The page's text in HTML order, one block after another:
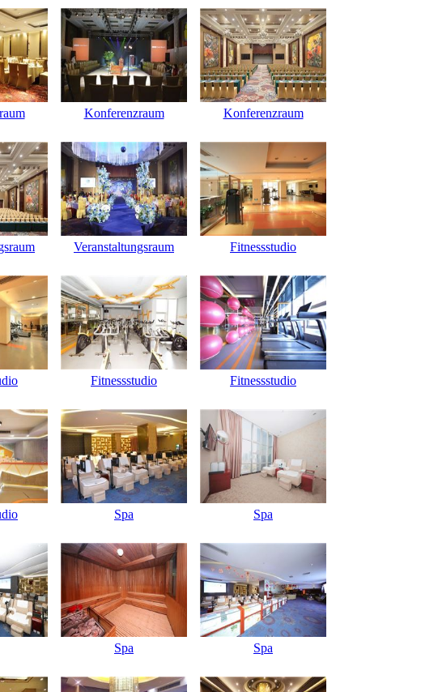
Konferenzraum Konferenzraum
Veranstaltungsraum Fitnessstudio
Fitnessstudio Fitnessstudio
Spa Spa
Spa Spa